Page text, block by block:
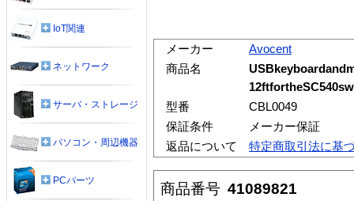
メーカー
Avocent
商品名
型番
CBL0049
保証条件
メーカー保証
返品について
特定商取引法に基
商品番号 41089821
IoT関連
ネットワーク
サーバ・ストレージ
パソコン・周辺機器
PCパーツ